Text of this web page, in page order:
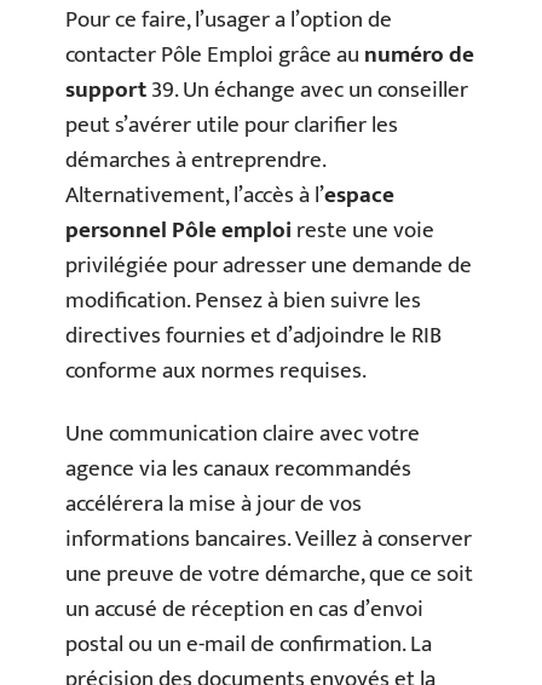
Pour ce faire, l’usager a l’option de
contacter Pôle Emploi grâce aunuméro de
support39. Un échange avec un conseiller
peut s’avérer utile pour clarifier les
démarches à entreprendre.
Alternativement, l’accès à l’espace
personnel Pôle emploireste une voie
privilégiée pour adresser une demande de
modification. Pensez à bien suivre les
directives fournies et d’adjoindre le RIB
conforme aux normes requises.
Une communication claire avec votre
agence via les canaux recommandés
accélérera la mise à jour de vos
informations bancaires. Veillez à conserver
une preuve de votre démarche, que ce soit
un accusé de réception en cas d’envoi
postal ou un e-mail de confirmation. La